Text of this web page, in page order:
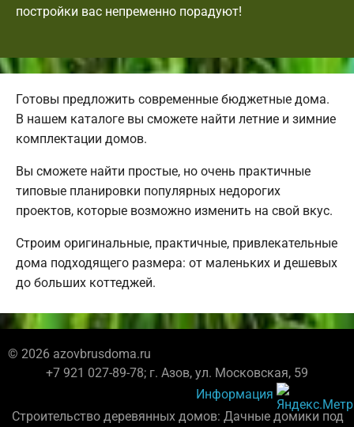
постройки вас непременно порадуют!
Готовы предложить современные бюджетные дома.
В нашем каталоге вы сможете найти летние и зимние
комплектации домов.
Вы сможете найти простые, но очень практичные
типовые планировки популярных недорогих
проектов, которые возможно изменить на свой вкус.
Строим оригинальные, практичные, привлекательные
дома подходящего размера: от маленьких и дешевых
до больших коттеджей.
© 2026 azovbrusdoma.ru
+7 921 027-89-78; г. Азов, ул. Московская, 59
Информация
Строительство деревянных домов: Дачные домики под